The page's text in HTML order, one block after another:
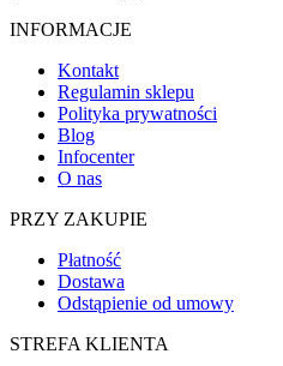
INFORMACJE
Kontakt
Regulamin sklepu
Polityka prywatności
Blog
Infocenter
O nas
PRZY ZAKUPIE
Płatność
Dostawa
Odstąpienie od umowy
STREFA KLIENTA